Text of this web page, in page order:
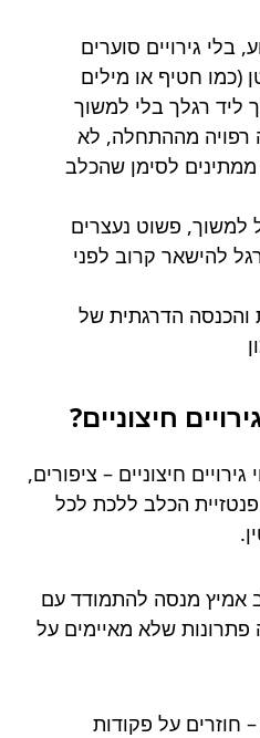
בלי גירויים סוערים
חטיף או מילים
ליד רגלך בלי למשוך
רפויה מההתחלה, לא
לסימן שהכלב
למשוך, פשוט נעצרים
להישאר קרוב לפני
והכנסה הדרגתית של
חיצוניים?
חיצוניים – ציפורים,
הכלב ללכת לכל
אמיץ מנסה להתמודד עם
שלא מאיימים על
חוזרים על פקודות